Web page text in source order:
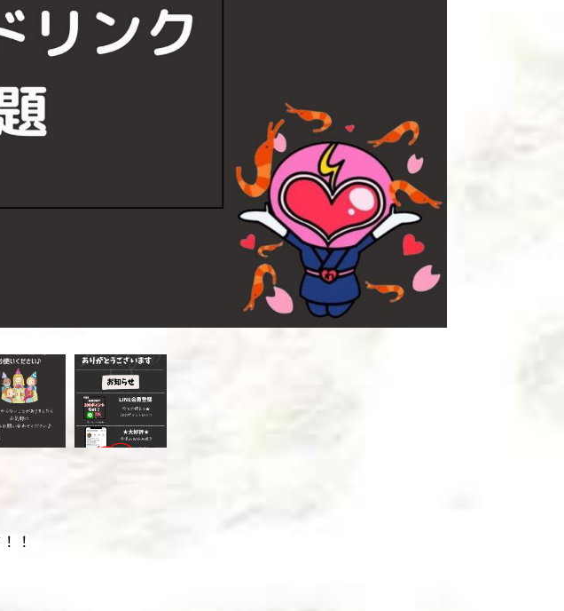
！